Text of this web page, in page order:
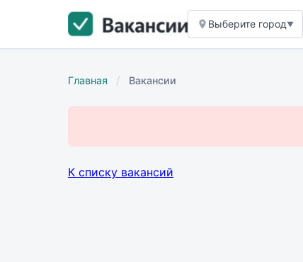
Выберите город▼
Главная / Вакансии
К списку вакансий